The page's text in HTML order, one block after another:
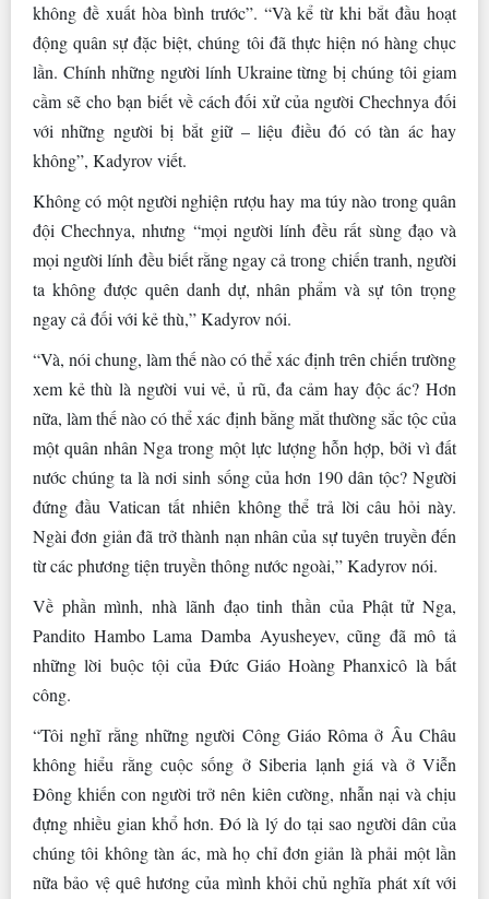
không đề xuất hòa bình trước”. “Và kể từ khi bắt đầu hoạt
động quân sự đặc biệt, chúng tôi đã thực hiện nó hàng chục
lần. Chính những người lính Ukraine từng bị chúng tôi giam
cầm sẽ cho bạn biết về cách đối xử của người Chechnya đối
với những người bị bắt giữ – liệu điều đó có tàn ác hay
không”, Kadyrov viết.
Không có một người nghiện rượu hay ma túy nào trong quân
đội Chechnya, nhưng “mọi người lính đều rất sùng đạo và
mọi người lính đều biết rằng ngay cả trong chiến tranh, người
ta không được quên danh dự, nhân phẩm và sự tôn trọng
ngay cả đối với kẻ thù,” Kadyrov nói.
“Và, nói chung, làm thế nào có thể xác định trên chiến trường
xem kẻ thù là người vui vẻ, ủ rũ, đa cảm hay độc ác? Hơn
nữa, làm thế nào có thể xác định bằng mắt thường sắc tộc của
một quân nhân Nga trong một lực lượng hỗn hợp, bởi vì đất
nước chúng ta là nơi sinh sống của hơn 190 dân tộc? Người
đứng đầu Vatican tất nhiên không thể trả lời câu hỏi này.
Ngài đơn giản đã trở thành nạn nhân của sự tuyên truyền đến
từ các phương tiện truyền thông nước ngoài,” Kadyrov nói.
Về phần mình, nhà lãnh đạo tinh thần của Phật tử Nga,
Pandito Hambo Lama Damba Ayusheyev, cũng đã mô tả
những lời buộc tội của Đức Giáo Hoàng Phanxicô là bất
công.
“Tôi nghĩ rằng những người Công Giáo Rôma ở Âu Châu
không hiểu rằng cuộc sống ở Siberia lạnh giá và ở Viễn
Đông khiến con người trở nên kiên cường, nhẫn nại và chịu
đựng nhiều gian khổ hơn. Đó là lý do tại sao người dân của
chúng tôi không tàn ác, mà họ chỉ đơn giản là phải một lần
nữa bảo vệ quê hương của mình khỏi chủ nghĩa phát xít với